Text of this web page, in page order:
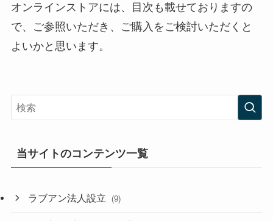
オンラインストアには、目次も載せておりますの
で、ご参照いただき、ご購入をご検討いただくと
よいかと思います。
当サイトのコンテンツ一覧
ラブアン法人設立 (9)